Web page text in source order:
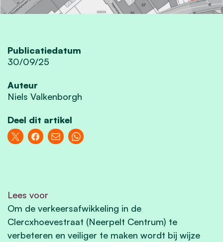
Publicatiedatum
30/09/25
Auteur
Niels Valkenborgh
Deel dit artikel
Lees voor
Om de verkeersafwikkeling in de
Clercxhoevestraat (Neerpelt Centrum) te
verbeteren en veiliger te maken wordt bij wijze